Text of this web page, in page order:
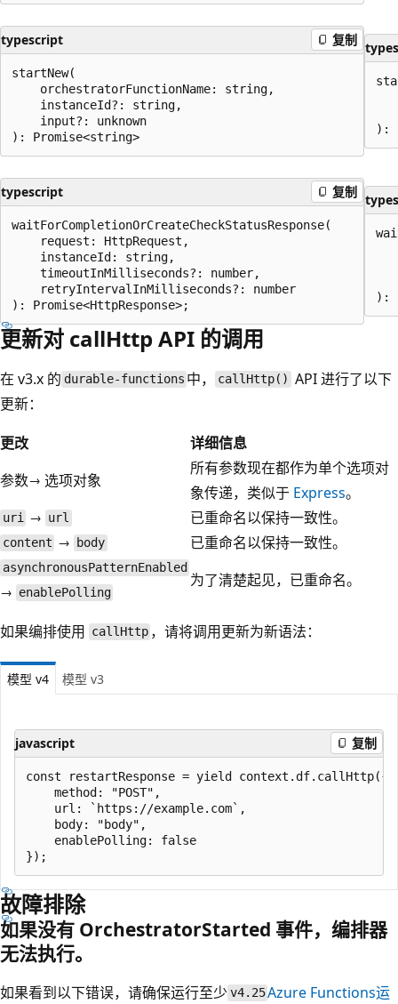
typescript 复制
startNew(
    orchestratorFunctionName: string,
    instanceId?: string,
    input?: unknown
typescript 复制
waitForCompletionOrCreateCheckStatusResponse(
    request: HttpRequest,
    instanceId: string,
    timeoutInMilliseconds?: number,
    retryIntervalInMilliseconds?: number
更新对 callHttp API 的调用
在 v3.x 的 durable-functions 中， callHttp() API 进行了以下
更新：
更改
详细信息
参数→ 选项对象
所有参数现在都作为单个选项对
象传递，类似于 Express。
uri → url 已重命名以保持一致性。
content → body 已重命名以保持一致性。
asynchronousPatternEnabled
→ enablePolling
为了清楚起见，已重命名。
如果编排使用 callHttp ，请将调用更新为新语法：
模型 v4 模型 v3
javascript 复制
const restartResponse = yield context.df.callHttp({
    method: "POST",
    url: `https://example.com`,
    body: "body",
    enablePolling: false
故障排除
如果没有 OrchestratorStarted 事件，编排器
无法执行。
如果看到以下错误，请确保运行至少 v4.25Azure Functions运